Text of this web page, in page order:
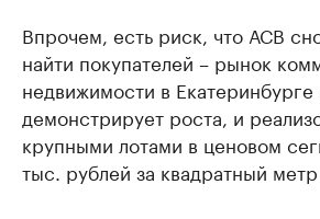
Впрочем, есть риск, что АСВ
найти покупателей – рынок
недвижимости в Екатеринбурге
демонстрирует роста, и
крупными лотами в ценовом
тыс. рублей за квадратный